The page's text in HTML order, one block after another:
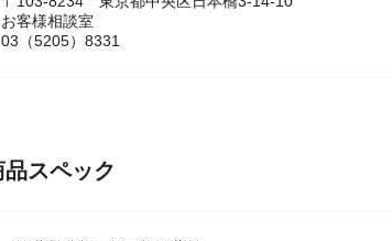
第一三共ヘルスケア株式会社
〒103-8234 東京都中央区日本橋3-14-10
お客様相談室